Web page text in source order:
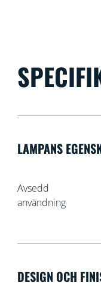
LAMPANS
Avsedd
användning
DESIGN OCH